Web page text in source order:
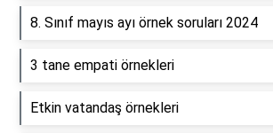
8. Sınıf mayıs ayı örnek soruları 2024
3 tane empati örnekleri
Etkin vatandaş örnekleri